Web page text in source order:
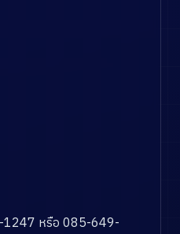
1247 หรือ 085-649-